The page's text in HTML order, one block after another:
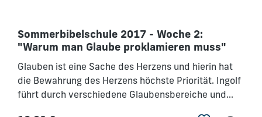
Sommerbibelschule 2017 - Woche 2:
"Warum man Glaube proklamieren muss"
Glauben ist eine Sache des Herzens und hierin hat
die Bewahrung des Herzens höchste Priorität. Ingolf
führt durch verschiedene Glaubensbereiche und